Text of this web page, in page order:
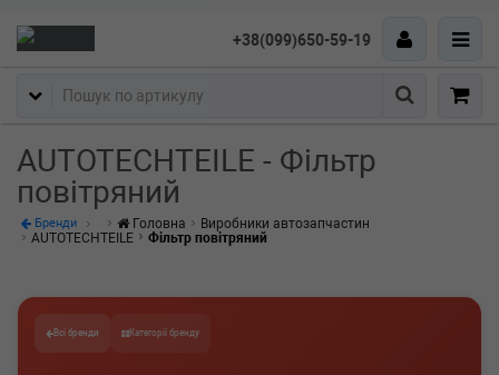
+38(099)650-59-19
Пошук
AUTOTECHTEILE - Фільтр
повітряний
Бренди Головна
Виробники автозапчастин
AUTOTECHTEILE
Фільтр повітряний
Всі бренди Категорії бренду